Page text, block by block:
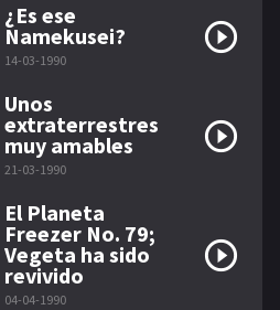
¿Es ese
Namekusei?
14-03-1990
Unos
extraterrestres
muy amables
21-03-1990
El Planeta
Freezer No. 79;
Vegeta ha sido
revivido
04-04-1990